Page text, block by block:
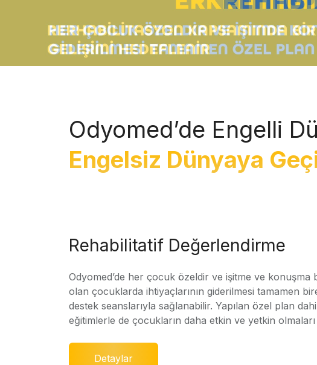
Odyomed’de Engelli
Engelsiz Dünyaya
Rehabilitatif Değerlendirme
Odyomed’de her çocuk özeldir ve işitme ve konuşma
olan çocuklarda ihtiyaçlarının giderilmesi tamamen
destek seanslarıyla sağlanabilir. Yapılan özel plan
eğitimlerle de çocukların daha etkin ve yetkin olmaları
Detaylar